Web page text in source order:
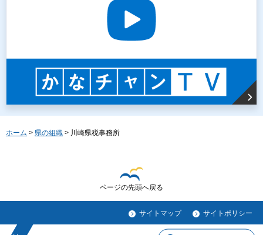
ホーム > 県の組織 > 川崎県税事務所
ページの先頭へ戻る
サイトマップ サイトポリシー